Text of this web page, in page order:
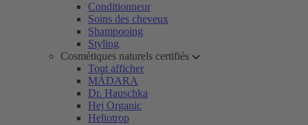
Conditionneur
Soins des cheveux
Shampooing
Styling
Cosmétiques naturels certifiés
Tout afficher
MÁDARA
Dr. Hauschka
Hej Organic
Heliotrop